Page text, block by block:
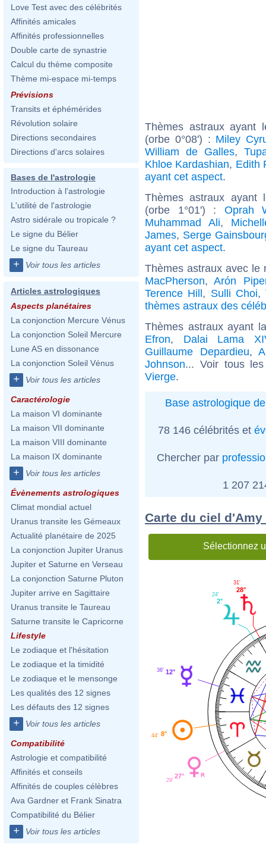
Love Test avec des célébrités
Affinités amicales
Affinités professionnelles
Double carte de synastrie
Calcul du thème composite
Thème mi-espace mi-temps
Prévisions
Transits et éphémérides
Révolution solaire
Directions secondaires
Directions d'arcs solaires
Bases de l'astrologie
Introduction à l'astrologie
L'utilité de l'astrologie
Astro sidérale ou tropicale ?
Le signe du Bélier
Le signe du Taureau
+ Voir tous les articles
Articles astrologiques
Aspects planétaires
La conjonction Mercure Vénus
La conjonction Soleil Mercure
Lune AS en dissonance
La conjonction Soleil Vénus
+ Voir tous les articles
Caractérologie
La maison VI dominante
La maison VII dominante
La maison VIII dominante
La maison IX dominante
+ Voir tous les articles
Évènements astrologiques
Climat mondial actuel
Uranus transite les Gémeaux
Actualité planétaire de 2025
La conjonction Jupiter Uranus
Jupiter et Saturne en Verseau
La conjonction Saturne Pluton
Jupiter arrive en Sagittaire
Uranus transite le Taureau
Saturne transite le Capricorne
Lifestyle
Le zodiaque et l'hésitation
Le zodiaque et la timidité
Le zodiaque et le mensonge
Les qualités des 12 signes
Les défauts des 12 signes
+ Voir tous les articles
Compatibilité
Astrologie et compatibilité
Affinités et conseils
Affinités de couples célèbres
Ava Gardner et Frank Sinatra
Compatibilité du Bélier
+ Voir tous les articles
Thèmes astraux ayant
(orbe 0°08') : Miley
William de Galles,
Khloe Kardashian, Edith
ayant cet aspect.
Thèmes astraux ayant
(orbe 1°01') : Oprah
Muhammad Ali,
James, Serge
ayant cet aspect.
Thèmes astraux avec
MacPherson,Arón
Terence Hill, Sulli Choi,
thèmes astraux des
Thèmes astraux ayant
Efron, Dalai Lama
Guillaume Depardieu,
Johnson... Voir tous
Vierge.
Base astrologique
78 146 célébrités et
Chercher par
1 207
Carte du ciel d'Amy
Sélectionnez
28°
31'
2°
24'
12°
36'
8°
44'
27°
29'